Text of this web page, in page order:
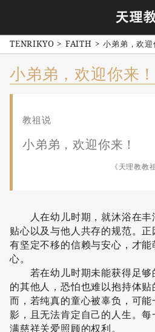
TENRIKYO > FAITH >小弟弟，欢迎
小弟弟，欢迎你来！
教祖说
小弟弟，欢迎你来！
《天理教教
人在幼儿时期，就沐浴在丰
贴心以及与他人共存的规范。
有坚定不移的信赖与安心，才
心。
若在幼儿时期未能获得足够
的其他人，恐怕也难以抱持体贴
而，若纯真的童心被辜负，可
影，且无法肯定自己的人生。
满慈祥关爱照顾的权利。